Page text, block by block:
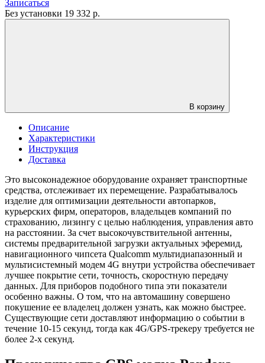
Записаться
Без установки 19 332 р.
В корзину
Описание
Характеристики
Инструкция
Доставка
Это высоконадежное оборудование охраняет транспортные
средства, отслеживает их перемещение. Разрабатывалось
изделие для оптимизации деятельности автопарков,
курьерских фирм, операторов, владельцев компаний по
страхованию, лизингу с целью наблюдения, управления авто
на расстоянии. За счет высокочувствительной антенны,
системы предварительной загрузки актуальных эферемид,
навигационного чипсета Qualcomm мультидиапазонный и
мультисистемный модем 4G внутри устройства обеспечивает
лучшее покрытие сети, точность, скоростную передачу
данных. Для приборов подобного типа эти показатели
особенно важны. О том, что на автомашину совершено
покушение ее владелец должен узнать, как можно быстрее.
Существующие сети доставляют информацию о событии в
течение 10-15 секунд, тогда как 4G/GPS-трекеру требуется не
более 2-х секунд.